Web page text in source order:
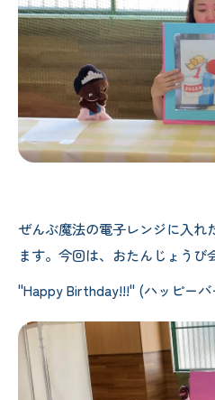
ぜんぶ魔法の電子レンジに入れ
ます。今回は、おたんじょう
"Happy Birthday!!!" (ハッピーバ